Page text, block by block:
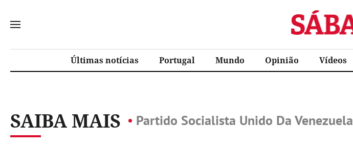
Sábado
Últimas notícias Portugal Mundo Opinião Vídeos
SAIBA MAIS Partido Socialista Unido Da Venezuela